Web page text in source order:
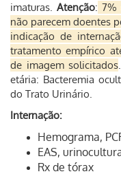
imaturas.Atenção: 7%
não parecem doentes
indicação de
tratamento empírico
de imagem solicitados.
etária: Bacteremia
do Trato Urinário.
Internação:
Hemograma,
EAS,
Rx de tórax